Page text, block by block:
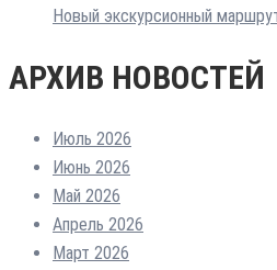
Новый экскурсионный
АРХИВ НОВОСТЕЙ
Июль 2026
Июнь 2026
Май 2026
Апрель 2026
Март 2026